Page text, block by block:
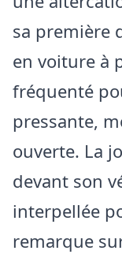
sa première
en voiture à
fréquenté
pressante,
ouverte. La
devant son
interpellée
remarque